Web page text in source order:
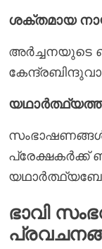
ശക്തമായ
അർച്ചനയുടെ
പ്രേക്ഷകർക്ക്
ഭാവി